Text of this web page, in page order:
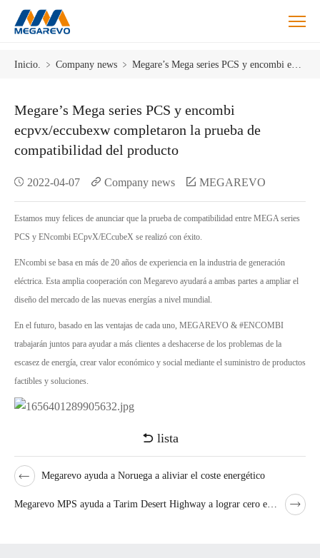
PCS
encombi
ecpvx/eccubexw
prueba
producto.
Inicio. ﹥ Company news ﹥
Megare’s Mega series PCS y encombi
ecpvx/eccubexw completaron la prueba de
compatibilidad del producto
2022-04-07 Company news MEGAREVO
Estamos muy felices de anunciar que la prueba de compatibilidad entre MEGA series
PCS y ENcombi ECpvX/ECcubeX se realizó con éxito.
ENcombi se basa en más de 20 años de experiencia en la industria de generación
eléctrica. Esta amplia cooperación con Megarevo ayudará a ambas partes a ampliar el
diseño del mercado de las nuevas energías a nivel mundial.
En el futuro, basado en las ventajas de cada uno, MEGAREVO & #ENCOMBI
trabajarán juntos para ayudar a más clientes a deshacerse de los problemas de la
escasez de energía, crear valor económico y social mediante el suministro de productos
factibles y soluciones.
lista
Megarevo ayuda a Noruega a aliviar el coste energético
Megarevo MPS ayuda a Tarim Desert Highway a lograr cero emisiones de carbono